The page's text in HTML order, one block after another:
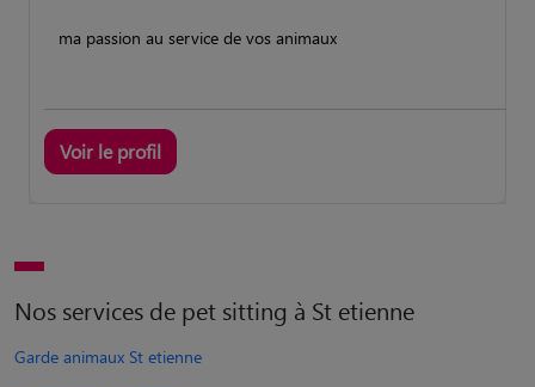
ma passion au service de vos animaux
Voir le profil
Nos services de pet sitting à St etienne
Garde animaux St etienne